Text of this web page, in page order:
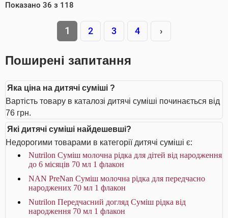
Показано 36 з 118
1 2 3 4 ›
Поширені запитання
Яка ціна на дитячі суміші ?
Вартість товару в каталозі дитячі суміші починається від
76 грн.
Які дитячі суміші найдешевші?
Недорогими товарами в категорії дитячі суміші є:
Nutrilon Суміш молочна рідка для дітей від народження
до 6 місяців 70 мл 1 флакон
NAN PreNan Суміш молочна рідка для передчасно
народжених 70 мл 1 флакон
Nutrilon Передчасний догляд Суміш рідка від
народження 70 мл 1 флакон